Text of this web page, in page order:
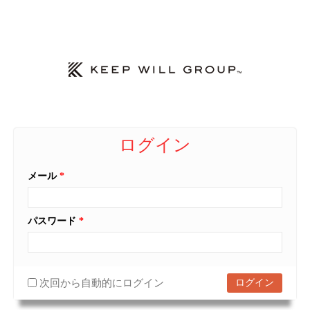
ログイン
メール *
パスワード *
次回から自動的にログイン